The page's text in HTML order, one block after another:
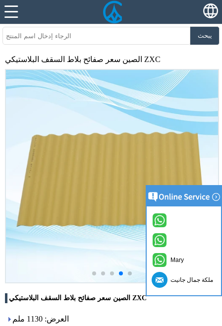
يبحث
الصين سعر صفائح بلاط السقف البلاستيكي ZXC
الصين سعر صفائح بلاط السقف البلاستيكي ZXC
العرض: 1130 ملم
Mary
ملكة جمال جانيت